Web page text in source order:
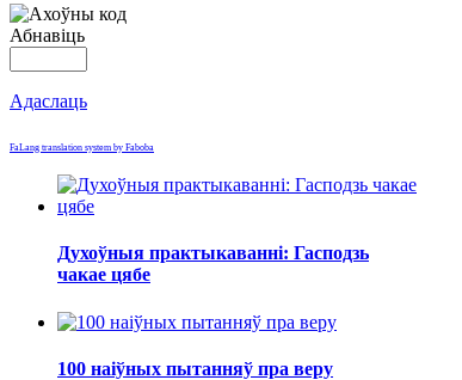
Абнавіць
Адаслаць
FaLang translation system by Faboba
Духоўныя практыкаванні: Гасподзь
чакае цябе
100 наіўных пытанняў пра веру